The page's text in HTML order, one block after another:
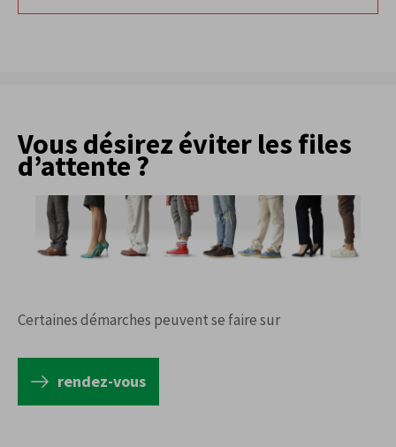
Vous désirez éviter les files
d’attente ?
Certaines démarches peuvent se faire sur
rendez-vous